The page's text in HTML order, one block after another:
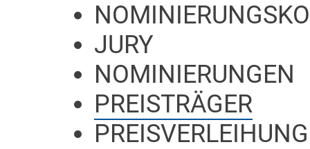
JURY
NOMINIERUNGEN
PREISTRÄGER
PREISVERLEIHUNG